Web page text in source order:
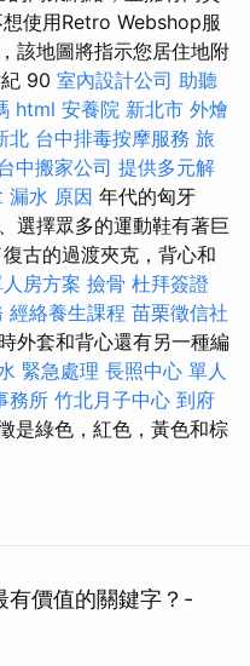
使用Retro Webshop服
該地圖將指示您居住地附
90 室內設計公司 助聽
html 安養院 新北市 外燴
北 台中排毒按摩服務 旅
中搬家公司 提供多元解
漏水 原因 年代的匈牙
選擇眾多的運動鞋有著巨
古的過渡夾克，背心和
房方案 撿骨 杜拜簽證
經絡養生課程 苗栗徵信社
外套和背心還有另一種編
緊急處理 長照中心 單人
務所 竹北月子中心 到府
是綠色，紅色，黃色和棕
有價值的關鍵字？-